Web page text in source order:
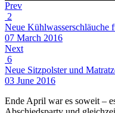
Prev
2
Neue Kühlwasserschläuche
07 March 2016
Next
6
Neue Sitzpolster und
03 June 2016
Ende April war es soweit –